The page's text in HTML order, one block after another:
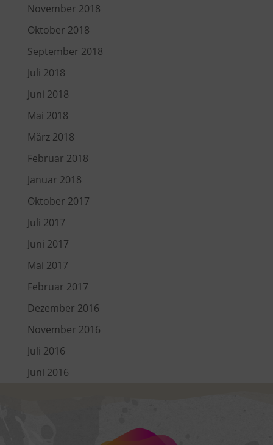
November 2018
Oktober 2018
September 2018
Juli 2018
Juni 2018
Mai 2018
März 2018
Februar 2018
Januar 2018
Oktober 2017
Juli 2017
Juni 2017
Mai 2017
Februar 2017
Dezember 2016
November 2016
Juli 2016
Juni 2016